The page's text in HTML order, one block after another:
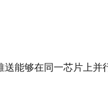
能够在同一芯片上并